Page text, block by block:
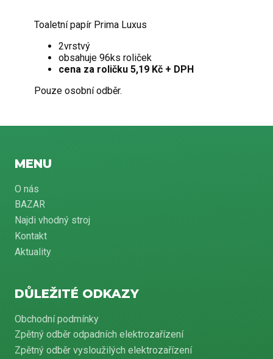
Toaletní papír Prima Luxus
2vrstvý
obsahuje 96ks roliček
cena za roličku 5,19 Kč + DPH
Pouze osobní odběr.
MENU
O nás
BAZAR
Najdi vhodný stroj
Kontakt
Aktuality
DŮLEŽITÉ ODKAZY
Obchodní podmínky
Zpětný odběr odpadních elektrozařízení
Zpětný odběr vysloužilých elektrozařízení